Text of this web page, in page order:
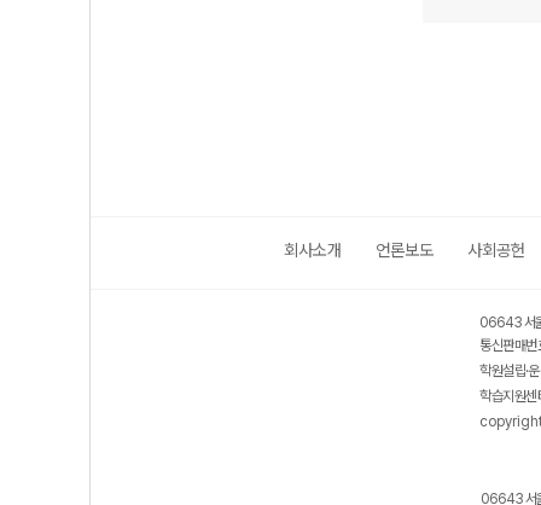
회사소개 언론보도 사회공헌
06643 서
통신판매
학원설립·
학습지원
06643 서